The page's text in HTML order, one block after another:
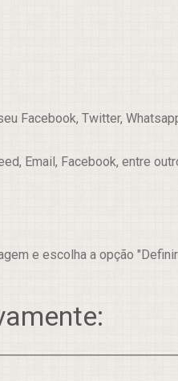
Facebook, Twitter,
Email, Facebook, entre
e escolha a opção